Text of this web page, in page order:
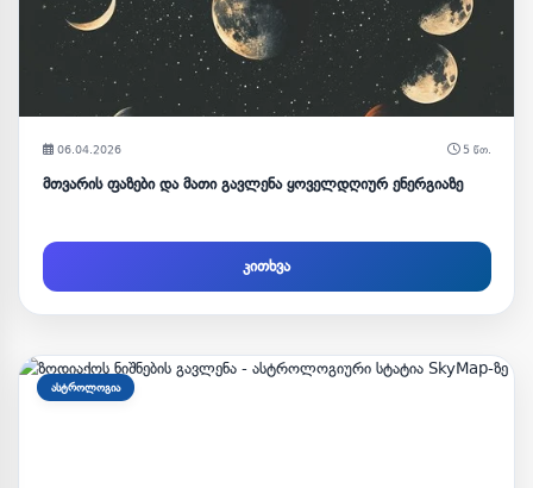
06.04.2026 5 წთ.
მთვარის ფაზები და მათი გავლენა ყოველდღიურ ენერგიაზე
კითხვა
ასტროლოგია